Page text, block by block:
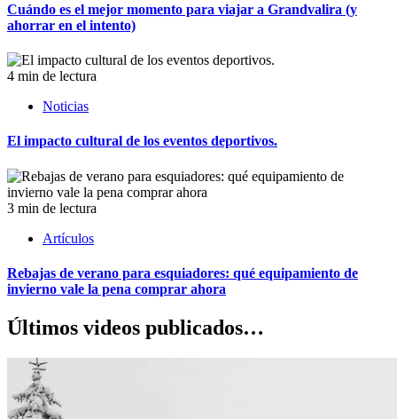
Cuándo es el mejor momento para viajar a Grandvalira (y
ahorrar en el intento)
4 min de lectura
Noticias
El impacto cultural de los eventos deportivos.
3 min de lectura
Artículos
Rebajas de verano para esquiadores: qué equipamiento de
invierno vale la pena comprar ahora
Últimos videos publicados…